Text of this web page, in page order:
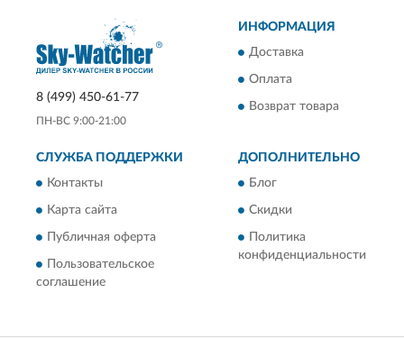
8 (499) 450-61-77
ПН-ВС 9:00-21:00
ИНФОРМАЦИЯ
Доставка
Оплата
Возврат товара
СЛУЖБА ПОДДЕРЖКИ
Контакты
Карта сайта
Публичная оферта
Пользовательское
соглашение
ДОПОЛНИТЕЛЬНО
Блог
Скидки
Политика
конфиденциальности